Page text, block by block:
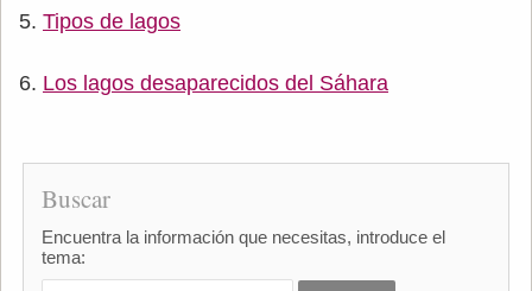
Tipos de lagos
Los lagos desaparecidos del Sáhara
Buscar
Encuentra la información que necesitas, introduce el
tema: